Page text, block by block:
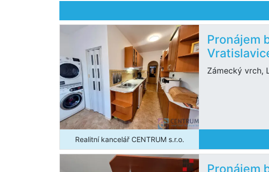
Pronájem
Zámecký vrch,
Realitní kancelář CENTRUM s.r.o.
Pronájem